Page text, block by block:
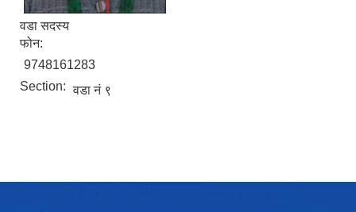
वडा सदस्य
फोन:
9748161283
Section: वडा नं ९